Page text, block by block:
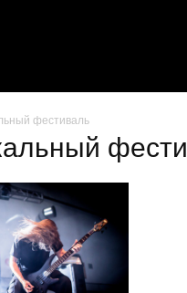
фестиваль